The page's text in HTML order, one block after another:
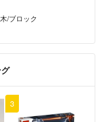
/ブロック
3